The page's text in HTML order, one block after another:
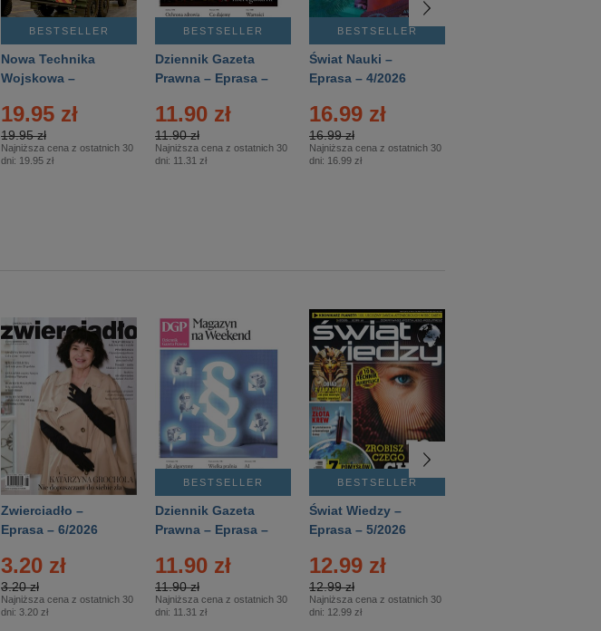
BESTSELLER
Nowa Technika
Wojskowa –
19.95 zł
19.95 zł
Najniższa cena z ostatnich 30
dni: 19.95 zł
BESTSELLER
Dziennik Gazeta
Prawna – Eprasa –
11.90 zł
11.90 zł
Najniższa cena z ostatnich 30
dni: 11.31 zł
BESTSELLER
Świat Nauki –
Eprasa – 4/2026
16.99 zł
16.99 zł
Najniższa cena z ostatnich 30
dni: 16.99 zł
Zwierciadło –
Eprasa – 6/2026
3.20 zł
3.20 zł
Najniższa cena z ostatnich 30
dni: 3.20 zł
BESTSELLER
Dziennik Gazeta
Prawna – Eprasa –
11.90 zł
11.90 zł
Najniższa cena z ostatnich 30
dni: 11.31 zł
BESTSELLER
Świat Wiedzy –
Eprasa – 5/2026
12.99 zł
12.99 zł
Najniższa cena z ostatnich 30
dni: 12.99 zł